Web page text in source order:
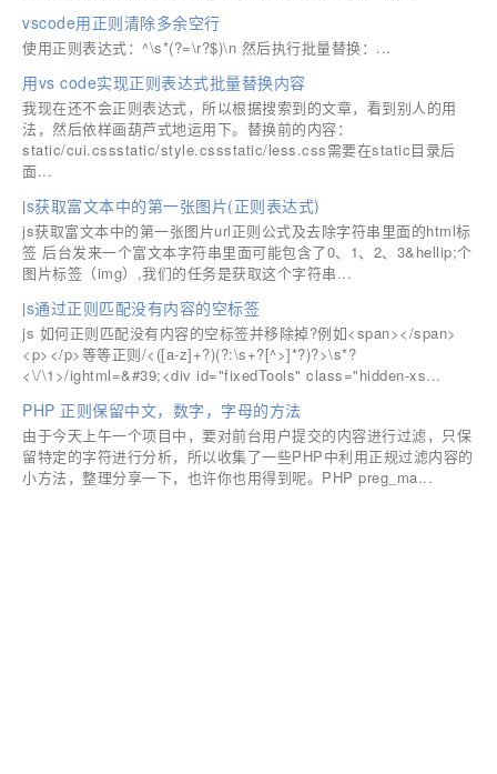
vscode用正则清除多余空行
使用正则表达式：^\s*(?=\r?$)\n ​​​​然后执行批量替换：...
用vs code实现正则表达式批量替换内容
我现在还不会正则表达式，所以根据搜索到的文章，看到别人的用
法，然后依样画葫芦式地运用下。替换前的内容：
static/cui.cssstatic/style.cssstatic/less.css需要在static目录后
面...
js获取富文本中的第一张图片(正则表达式)
js获取富文本中的第一张图片url正则公式及去除字符串里面的html标
签 后台发来一个富文本字符串里面可能包含了0、1、2、3&hellip;个
图片标签（img）,我们的任务是获取这个字符串...
js通过正则匹配没有内容的空标签
js 如何正则匹配没有内容的空标签并移除掉?例如<span></span>
<p></p>等等正则/<([a-z]+?)(?:\s+?[^>]*?)?>\s*?
<\/\1>/ightml=&#39;<div id="fixedTools" class="hidden-xs...
PHP 正则保留中文，数字，字母的方法
由于今天上午一个项目中，要对前台用户提交的内容进行过滤，只保
留特定的字符进行分析，所以收集了一些PHP中利用正规过滤内容的
小方法，整理分享一下，也许你也用得到呢。PHP preg_ma...